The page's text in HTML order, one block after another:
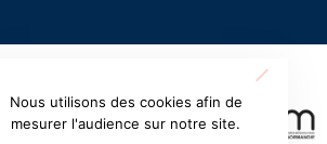
Nous utilisons des cookies afin de
mesurer l'audience sur notre site.